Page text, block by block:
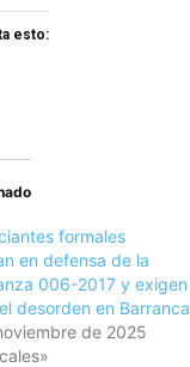
esto:
formales
en defensa de la
006-2017 y exigen
desorden en Barranca
de 2025